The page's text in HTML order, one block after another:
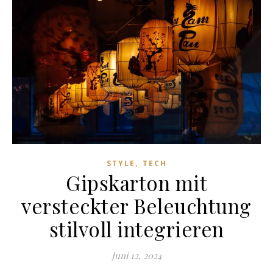
STYLE , TECH
Gipskarton mit
versteckter Beleuchtung
stilvoll integrieren
Juni 12, 2024